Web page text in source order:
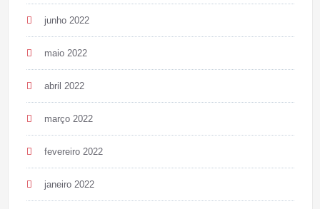
junho 2022
maio 2022
abril 2022
março 2022
fevereiro 2022
janeiro 2022